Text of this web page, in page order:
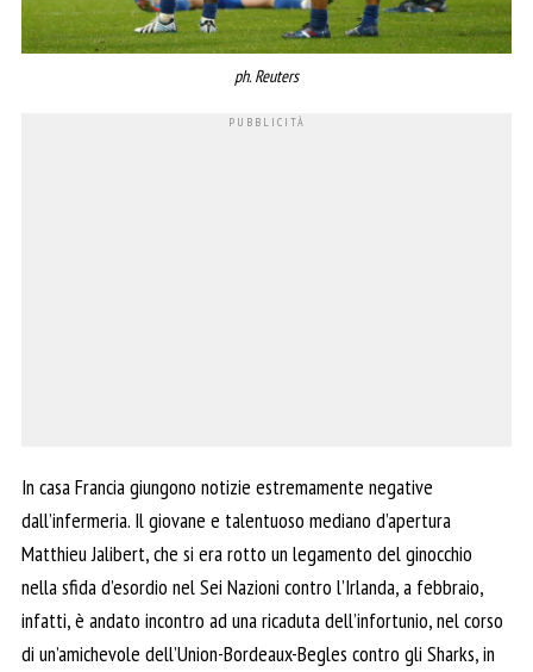
ph. Reuters
In casa Francia giungono notizie estremamente negative
dall’infermeria. Il giovane e talentuoso mediano d’apertura
Matthieu Jalibert, che si era rotto un legamento del ginocchio
nella sfida d’esordio nel Sei Nazioni contro l’Irlanda, a febbraio,
infatti, è andato incontro ad una ricaduta dell’infortunio, nel corso
di un’amichevole dell’Union-Bordeaux-Begles contro gli Sharks, in